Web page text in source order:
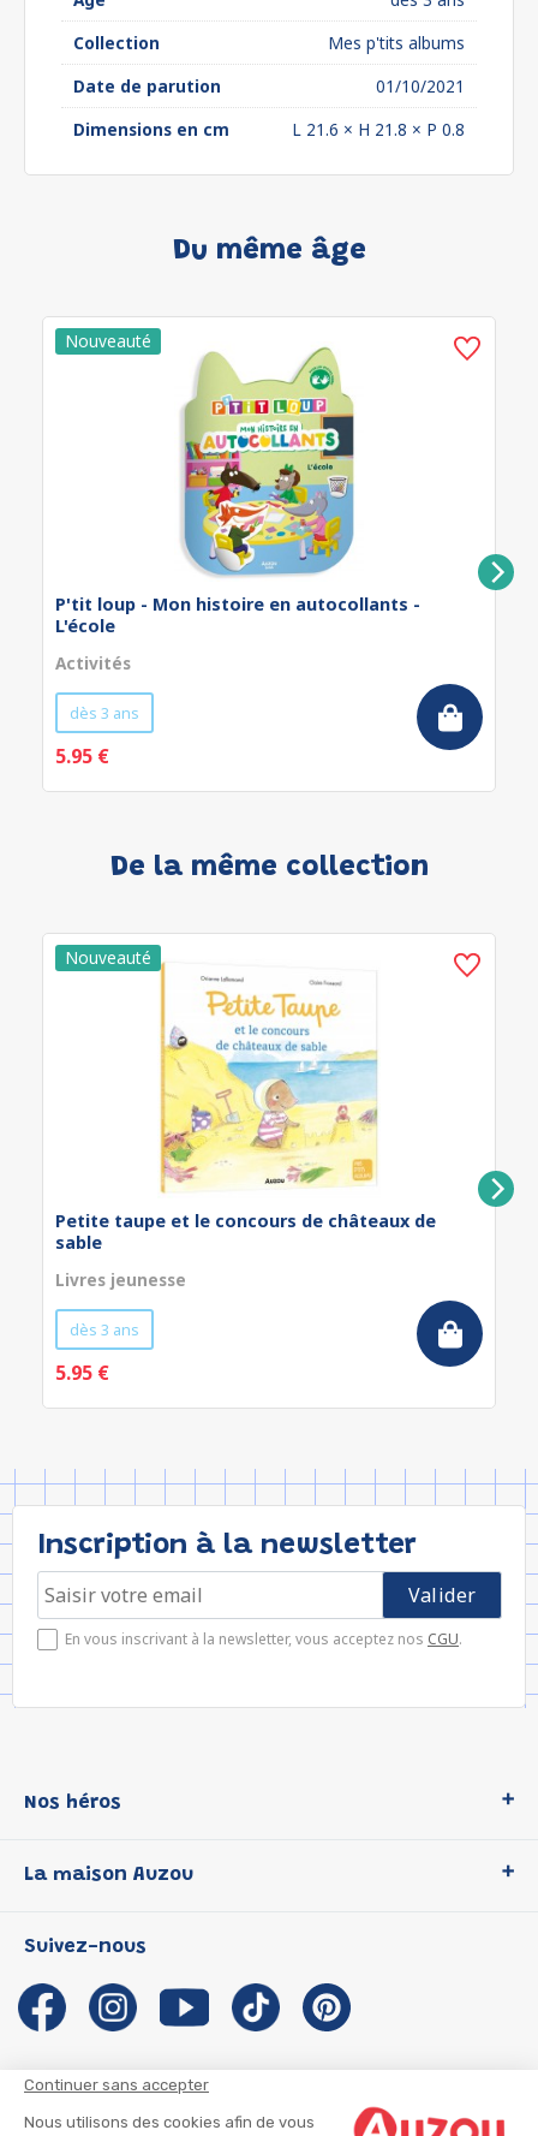
Continuer sans accepter
Nous utilisons des cookies afin de vous
Collection
Mes p'tits albums
Date de parution
01/10/2021
Dimensions en cm
L 21.6 × H 21.8 × P 0.8
Du même âge
P'tit loup - Mon histoire en autocollants -
L'école
Activités
dès 3 ans
5.95 €
De la même collection
Petite taupe et le concours de châteaux de
sable
Livres jeunesse
dès 3 ans
5.95 €
Inscription à la newsletter
En vous inscrivant à la newsletter, vous acceptez nos CGU.
Nos héros
P'tit Loup
Les Influenceuses
Migali
Petite Taupe
La maison Auzou
Notre histoire
Auzou s'engage
Auteurs et illustrateurs Auzou
Suivez-nous